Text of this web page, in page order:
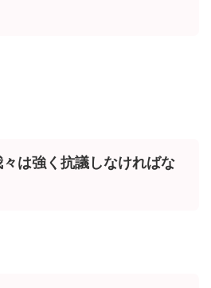
々は強く抗議しなければな